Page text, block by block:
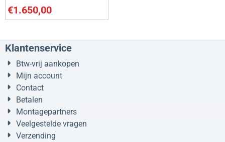
€1.650,00
Klantenservice
Btw-vrij aankopen
Mijn account
Contact
Betalen
Montagepartners
Veelgestelde vragen
Verzending